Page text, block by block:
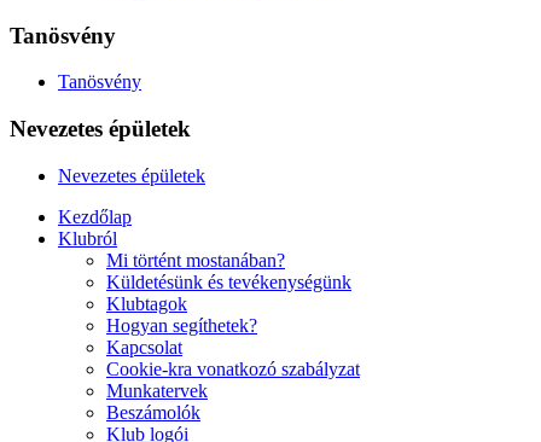
Tanösvény
Tanösvény
Nevezetes épületek
Nevezetes épületek
Kezdőlap
Klubról
Mi történt mostanában?
Küldetésünk és tevékenységünk
Klubtagok
Hogyan segíthetek?
Kapcsolat
Cookie-kra vonatkozó szabályzat
Munkatervek
Beszámolók
Klub logói